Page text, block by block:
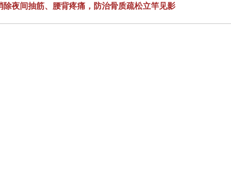
夜间抽筋、腰背疼痛，防治骨质疏松立竿见影